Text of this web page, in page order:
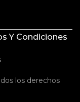
Y Condiciones
los derechos